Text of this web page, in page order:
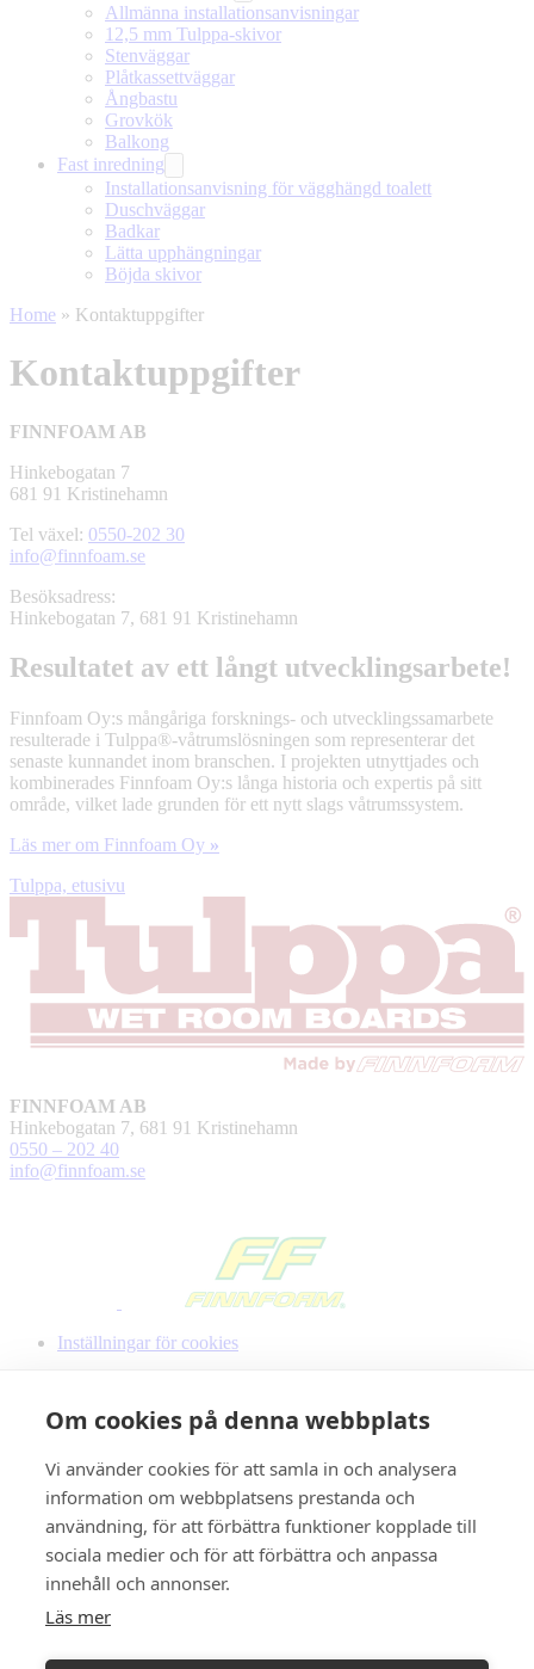
Om cookies på denna webbplats
Vi använder cookies för att samla in och analysera
information om webbplatsens prestanda och
användning, för att förbättra funktioner kopplade till
sociala medier och för att förbättra och anpassa
innehåll och annonser.
Läs mer
Allmänna installationsanvisningar
12,5 mm Tulppa-skivor
Stenväggar
Plåtkassettväggar
Ångbastu
Grovkök
Balkong
Fast inredning
Installationsanvisning för vägghängd toalett
Duschväggar
Badkar
Lätta upphängningar
Böjda skivor
Home » Kontaktuppgifter
Kontaktuppgifter
FINNFOAM AB
Hinkebogatan 7
681 91 Kristinehamn
Tel växel: 0550-202 30
info@finnfoam.se
Besöksadress:
Hinkebogatan 7, 681 91 Kristinehamn
Resultatet av ett långt utvecklingsarbete!
Finnfoam Oy:s mångåriga forsknings- och utvecklingssamarbete
resulterade i Tulppa®-våtrumslösningen som representerar det
senaste kunnandet inom branschen. I projekten utnyttjades och
kombinerades Finnfoam Oy:s långa historia och expertis på sitt
område, vilket lade grunden för ett nytt slags våtrumssystem.
Läs mer om Finnfoam Oy »
Tulppa, etusivu
FINNFOAM AB
Hinkebogatan 7, 681 91 Kristinehamn
0550 – 202 40
info@finnfoam.se
Inställningar för cookies